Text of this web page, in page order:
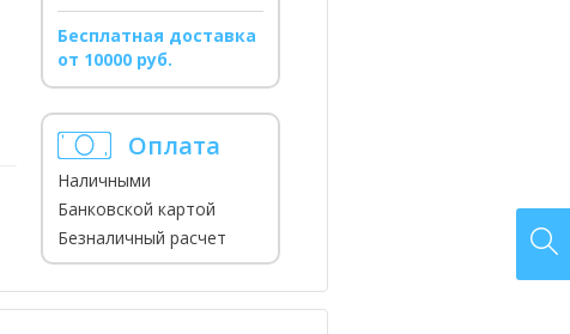
Бесплатная доставка
от 10000 руб.
Оплата
Наличными
Банковской картой
Безналичный расчет